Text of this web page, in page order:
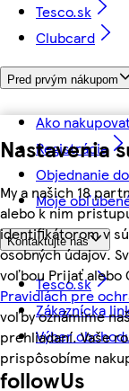
Nastavenia
My a našich 18
alebo k nim
identifikátorom v
osobných údajov.
voľbou Prijať alebo
Pravidlách pre
voľby oznámime
prehliadaní. Vaše
prispôsobíme
Tesco.sk
Clubcard
Pred prvým nákupom
Ako
Registrácia
Objednanie
Moje
Kontaktujte nás
Tesco.sk
Zákaznícka
Výber
followUs